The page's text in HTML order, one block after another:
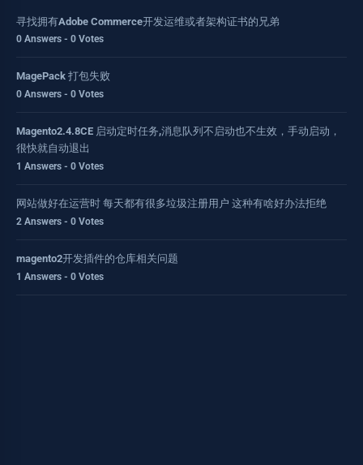
寻找拥有Adobe Commerce开发运维或者架构证书的兄弟
0 Answers - 0 Votes
MagePack 打包失败
0 Answers - 0 Votes
Magento2.4.8CE 启动定时任务,消息队列不启动也不生效，手动启动，
很快就自动退出
1 Answers - 0 Votes
网站做好在运营时 每天都有很多垃圾注册用户 这种有啥好办法拒绝
2 Answers - 0 Votes
magento2开发插件的仓库相关问题
1 Answers - 0 Votes